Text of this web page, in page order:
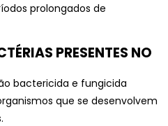
prolongados de
PRESENTES NO
bactericida e fungicida
que se desenvolvem